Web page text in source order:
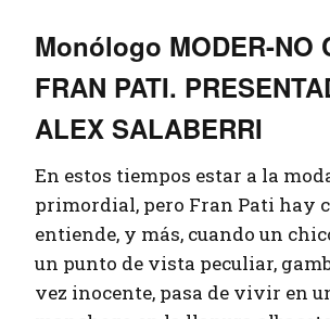
Monólogo MODER-NO
FRAN PATI.
ALEX SALABERRI
En estos tiempos estar a la
primordial, pero Fran Pati hay
entiende, y más, cuando un
un punto de vista peculiar,
vez inocente, pasa de vivir en